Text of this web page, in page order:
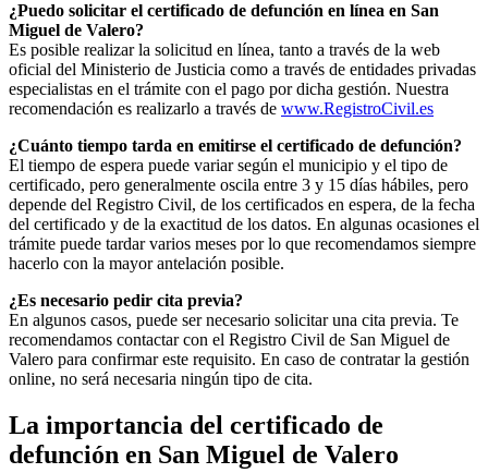
¿Puedo solicitar el certificado de defunción en línea en San
Miguel de Valero?
Es posible realizar la solicitud en línea, tanto a través de la web
oficial del Ministerio de Justicia como a través de entidades privadas
especialistas en el trámite con el pago por dicha gestión. Nuestra
recomendación es realizarlo a través de www.RegistroCivil.es
¿Cuánto tiempo tarda en emitirse el certificado de defunción?
El tiempo de espera puede variar según el municipio y el tipo de
certificado, pero generalmente oscila entre 3 y 15 días hábiles, pero
depende del Registro Civil, de los certificados en espera, de la fecha
del certificado y de la exactitud de los datos. En algunas ocasiones el
trámite puede tardar varios meses por lo que recomendamos siempre
hacerlo con la mayor antelación posible.
¿Es necesario pedir cita previa?
En algunos casos, puede ser necesario solicitar una cita previa. Te
recomendamos contactar con el Registro Civil de San Miguel de
Valero para confirmar este requisito. En caso de contratar la gestión
online, no será necesaria ningún tipo de cita.
La importancia del certificado de
defunción en San Miguel de Valero